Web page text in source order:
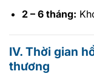
2 – 6 tháng:
IV. Thời gian
thương